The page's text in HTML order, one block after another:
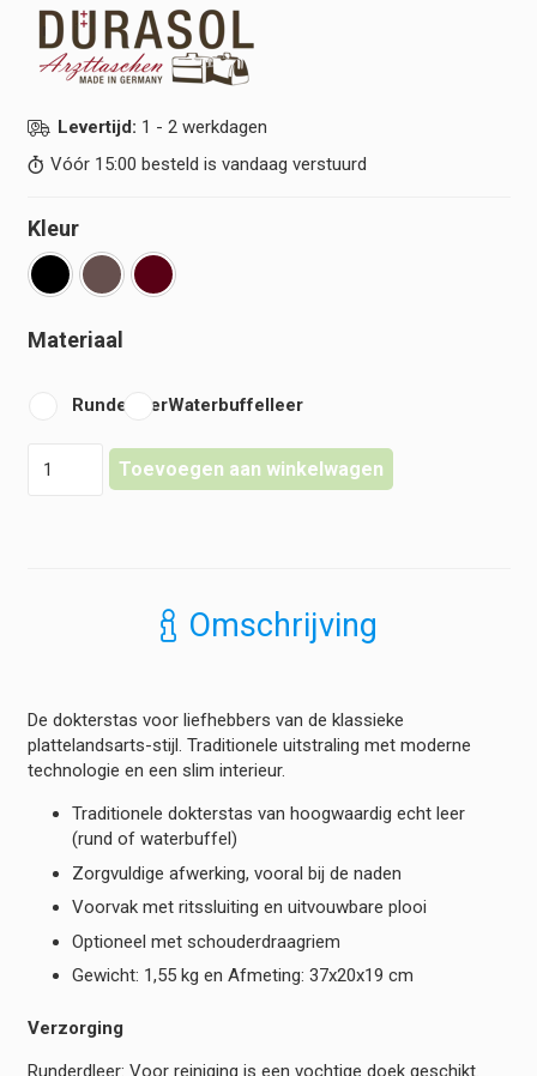
Levertijd: 1 - 2 werkdagen
Vóór 15:00 besteld is vandaag verstuurd
Kleur
Materiaal
RunderleerWaterbuffelleer
Toevoegen aan winkelwagen
Omschrijving
De dokterstas voor liefhebbers van de klassieke
plattelandsarts-stijl. Traditionele uitstraling met moderne
technologie en een slim interieur.
Traditionele dokterstas van hoogwaardig echt leer
(rund of waterbuffel)
Zorgvuldige afwerking, vooral bij de naden
Voorvak met ritssluiting en uitvouwbare plooi
Optioneel met schouderdraagriem
Gewicht: 1,55 kg en Afmeting: 37x20x19 cm
Verzorging
Runderdleer: Voor reiniging is een vochtige doek geschikt.